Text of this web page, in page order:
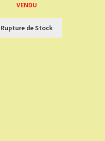
VENDU
Rupture de Stock